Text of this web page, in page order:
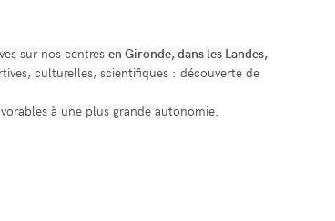
sur nos centres en Gironde, dans les Landes,
culturelles, scientifiques : découverte de
à une plus grande autonomie.